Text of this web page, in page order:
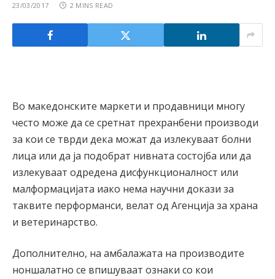
23/03/2017 2 MINS READ
Во македонските маркети и продавници многу
често може да се сретнат прехранбени производи
за кои се тврди дека можат да излекуваат болни
лица или да ја подобрат нивната состојба или да
излекуваат одредена дисфункционалност или
малформацијата иако нема научни докази за
таквите перформанси, велат од Агенција за храна
и ветеринарство.
Дополнително, на амбалажата на производите
ноншалатно се впишуваат ознаки со кои